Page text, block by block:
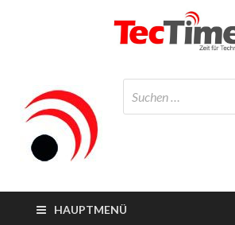
TecTime
HAUPTMENÜ